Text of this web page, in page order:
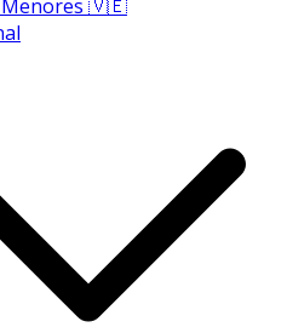
Menores 🇻🇪